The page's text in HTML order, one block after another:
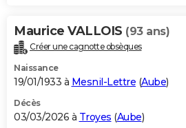
Maurice VALLOIS (93 ans)
Créer une cagnotte obsèques
Naissance
19/01/1933 à Mesnil-Lettre (Aube)
Décès
03/03/2026 à Troyes (Aube)